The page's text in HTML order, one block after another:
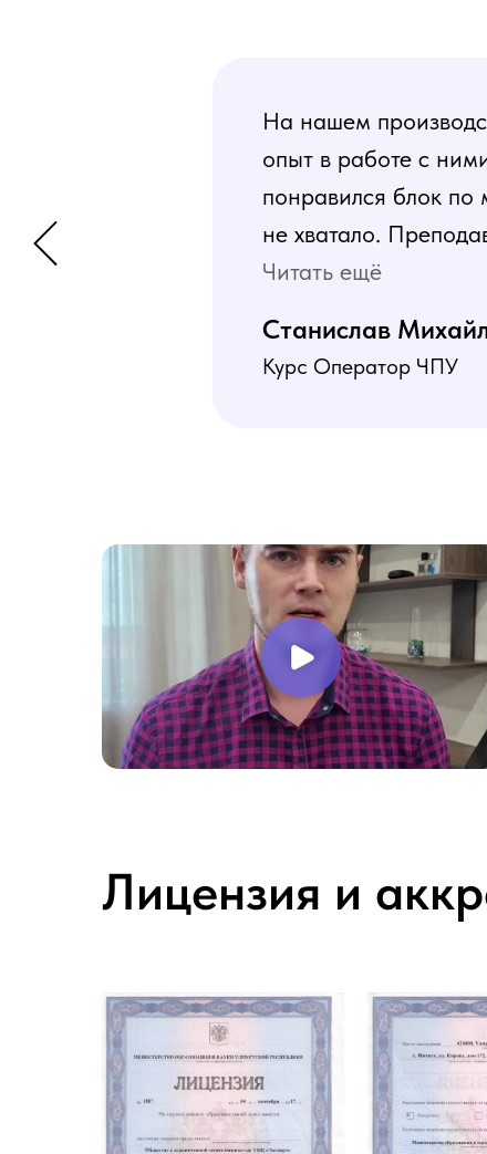
На нашем
опыт в работе с
понравился блок
не хватало.
программа
Читать ещё
Станислав
Курс Оператор ЧПУ
Лицензия и